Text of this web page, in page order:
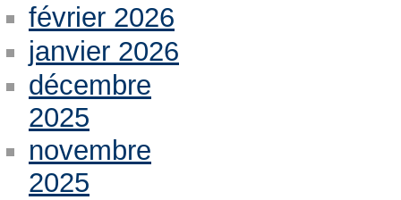
février 2026
janvier 2026
décembre
2025
novembre
2025